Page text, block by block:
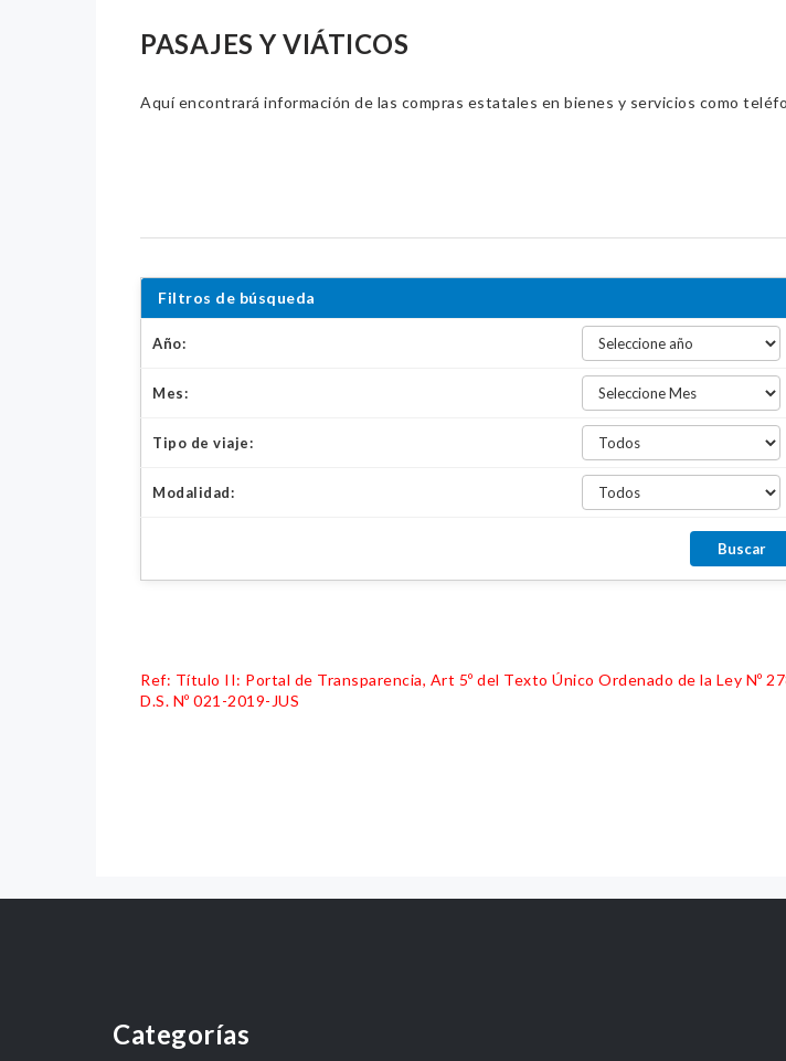
PASAJES Y VIÁTICOS
Aquí encontrará información de las compras estatales en bienes y servicios como
Filtros de búsqueda
Año:
Mes:
Tipo de viaje:
Modalidad:
Ref: Título II: Portal de Transparencia, Art 5º del Texto Único Ordenado de la Ley Nº
D.S. Nº 021-2019-JUS
Categorías